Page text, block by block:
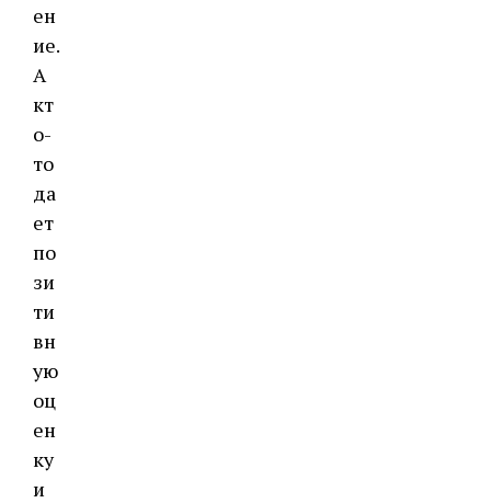
ен
ие.
А
кт
о-
то
да
ет
по
зи
ти
вн
ую
оц
ен
ку
и